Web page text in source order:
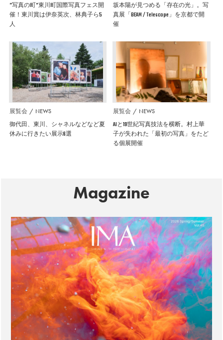
”写真の町”東川町国際写真フェス開
催！東川賞は伊奈英次、林典子ら5
人
坂本陽が見つめる「存在の光」。写
真展「BEAM / Telescope」を京都で開
催
展覧会 NEWS
御代田、東川、シャネルなどなど夏
休みに行きたい展示6選
展覧会 NEWS
AIと19世紀写真技法を横断。村上華
子が失われた「最初の写真」をたど
る個展開催
Magazine